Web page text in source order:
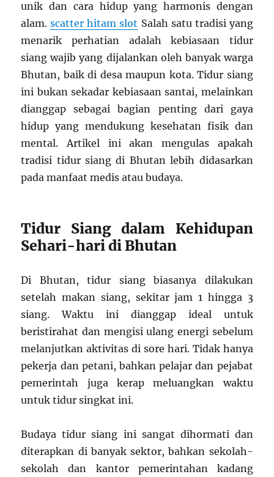
unik dan cara hidup yang harmonis dengan
alam.scatter hitam slot Salah satu tradisi yang
menarik perhatian adalah kebiasaan tidur
siang wajib yang dijalankan oleh banyak warga
Bhutan, baik di desa maupun kota. Tidur siang
ini bukan sekadar kebiasaan santai, melainkan
dianggap sebagai bagian penting dari gaya
hidup yang mendukung kesehatan fisik dan
mental. Artikel ini akan mengulas apakah
tradisi tidur siang di Bhutan lebih didasarkan
pada manfaat medis atau budaya.
Tidur Siang dalam Kehidupan
Sehari-hari di Bhutan
Di Bhutan, tidur siang biasanya dilakukan
setelah makan siang, sekitar jam 1 hingga 3
siang. Waktu ini dianggap ideal untuk
beristirahat dan mengisi ulang energi sebelum
melanjutkan aktivitas di sore hari. Tidak hanya
pekerja dan petani, bahkan pelajar dan pejabat
pemerintah juga kerap meluangkan waktu
untuk tidur singkat ini.
Budaya tidur siang ini sangat dihormati dan
diterapkan di banyak sektor, bahkan sekolah-
sekolah dan kantor pemerintahan kadang